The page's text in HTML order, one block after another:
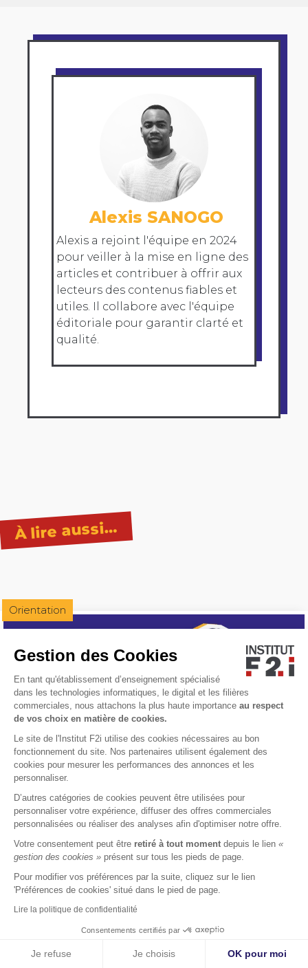
Gestion des Cookies
En tant qu'établissement d’enseignement spécialisé
dans les technologies informatiques, le digital et les filières
commerciales, nous attachons la plus haute importance au respect
de vos choix en matière de cookies.
Le site de l'Institut F2i utilise des cookies nécessaires au bon
fonctionnement du site. Nos partenaires utilisent également des
cookies pour mesurer les performances des annonces et les
personnaliser.
D’autres catégories de cookies peuvent être utilisées pour
personnaliser votre expérience, diffuser des offres commerciales
personnalisées ou réaliser des analyses afin d'optimiser notre offre.
Votre consentement peut être retiré à tout moment depuis le lien «
gestion des cookies » présent sur tous les pieds de page.
Pour modifier vos préférences par la suite, cliquez sur le lien
'Préférences de cookies' situé dans le pied de page.
Lire la politique de confidentialité
Consentements certifiés par
Je refuse Je choisis OK pour moi
Alexis SANOGO
Alexis a rejoint l'équipe en 2024
pour veiller à la mise en ligne des
articles et contribuer à offrir aux
lecteurs des contenus fiables et
utiles. Il collabore avec l'équipe
éditoriale pour garantir clarté et
qualité.
À lire aussi…
Orientation
BTS MCO ou BTS NDRC :
comment te décider ?
LIRE
Orientation